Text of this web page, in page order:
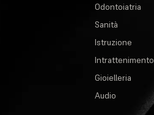
Odontoiatria
Sanità
Istruzione
Intrattenimento
Gioielleria
Audio